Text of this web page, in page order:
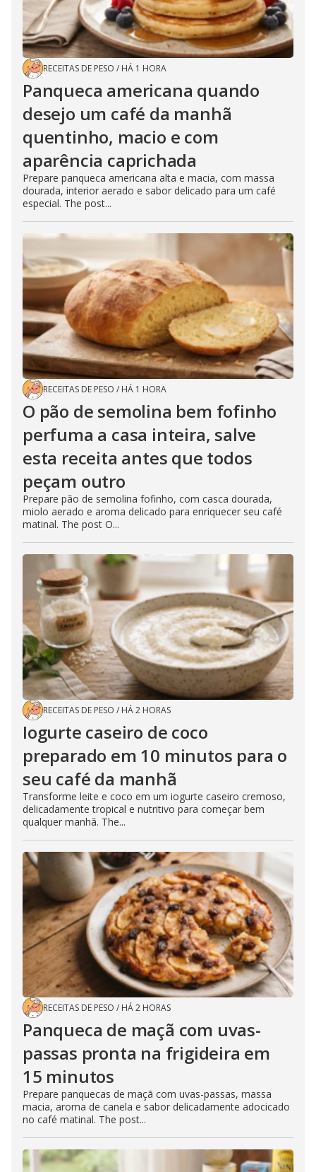
RECEITAS DE PESO / HÁ 1 HORA
Panqueca americana quando
desejo um café da manhã
quentinho, macio e com
aparência caprichada
Prepare panqueca americana alta e macia, com massa
dourada, interior aerado e sabor delicado para um café
especial. The post...
RECEITAS DE PESO / HÁ 1 HORA
O pão de semolina bem fofinho
perfuma a casa inteira, salve
esta receita antes que todos
peçam outro
Prepare pão de semolina fofinho, com casca dourada,
miolo aerado e aroma delicado para enriquecer seu café
matinal. The post O...
RECEITAS DE PESO / HÁ 2 HORAS
Iogurte caseiro de coco
preparado em 10 minutos para o
seu café da manhã
Transforme leite e coco em um iogurte caseiro cremoso,
delicadamente tropical e nutritivo para começar bem
qualquer manhã. The...
RECEITAS DE PESO / HÁ 2 HORAS
Panqueca de maçã com uvas-
passas pronta na frigideira em
15 minutos
Prepare panquecas de maçã com uvas-passas, massa
macia, aroma de canela e sabor delicadamente adocicado
no café matinal. The post...